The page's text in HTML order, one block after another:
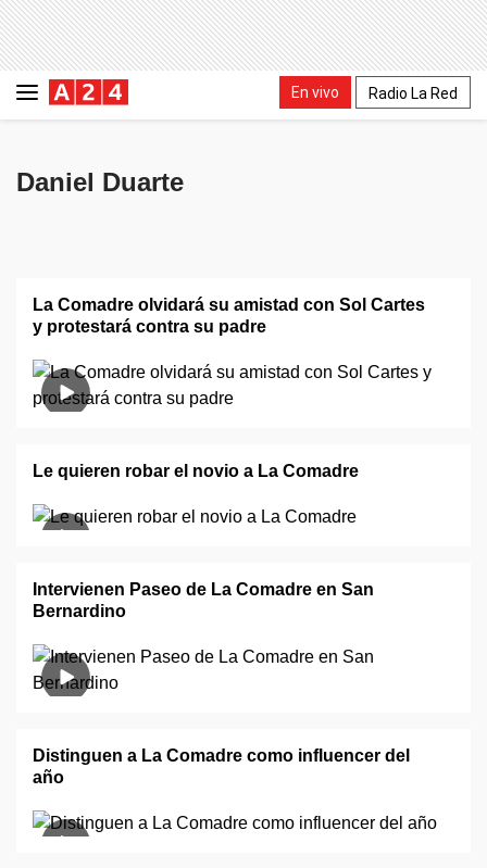
En vivo Radio La Red
Daniel Duarte
La Comadre olvidará su amistad con Sol Cartes
y protestará contra su padre
Le quieren robar el novio a La Comadre
Intervienen Paseo de La Comadre en San
Bernardino
Distinguen a La Comadre como influencer del
año